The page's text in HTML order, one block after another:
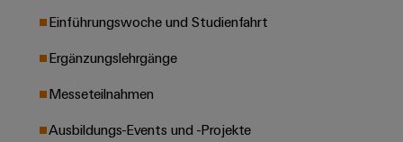
Schiffbau
Umfassende
Verbindungslösungen
die
maritime
Industrie
(OEM)
easyConnect
Werkstatt
&
Einführungswoche und Studienfahrt
Ergänzungslehrgänge
Messeteilnahmen
Ausbildungs-Events und -Projekte